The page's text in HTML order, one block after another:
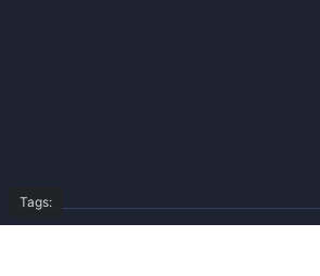
Tags: